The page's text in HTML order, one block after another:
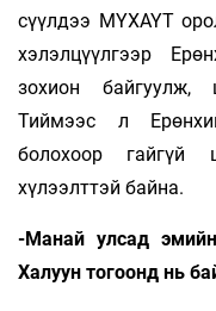
сүүлдээ МҮХАҮТ
хэлэлцүүлгээр
зохион байгуулж,
Тиймээс л
болохоор гайгүй
хүлээлттэй байна.
-Манай улсад
Халуун тогоонд нь